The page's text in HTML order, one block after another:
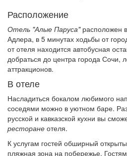
Расположение
Отель "Алые Паруса"расположен
Адлера, в 5 минутах ходьбы от
от отеля находится автобусная
добраться до центра города Сочи,
аттракционов.
В отеле
Насладиться бокалом любимого
соседями можно в уютном баре.
русской и кавказской кухни вы
ресторане отеля.
К услугам гостей обширный
пляжная зона на побережье.